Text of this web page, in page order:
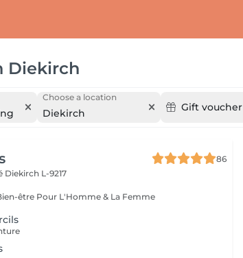
Diekirch
Choose a location
Diekirch Gift voucher
86
Diekirch L-9217
Esthétique & Bien-être Pour L'Homme & La Femme